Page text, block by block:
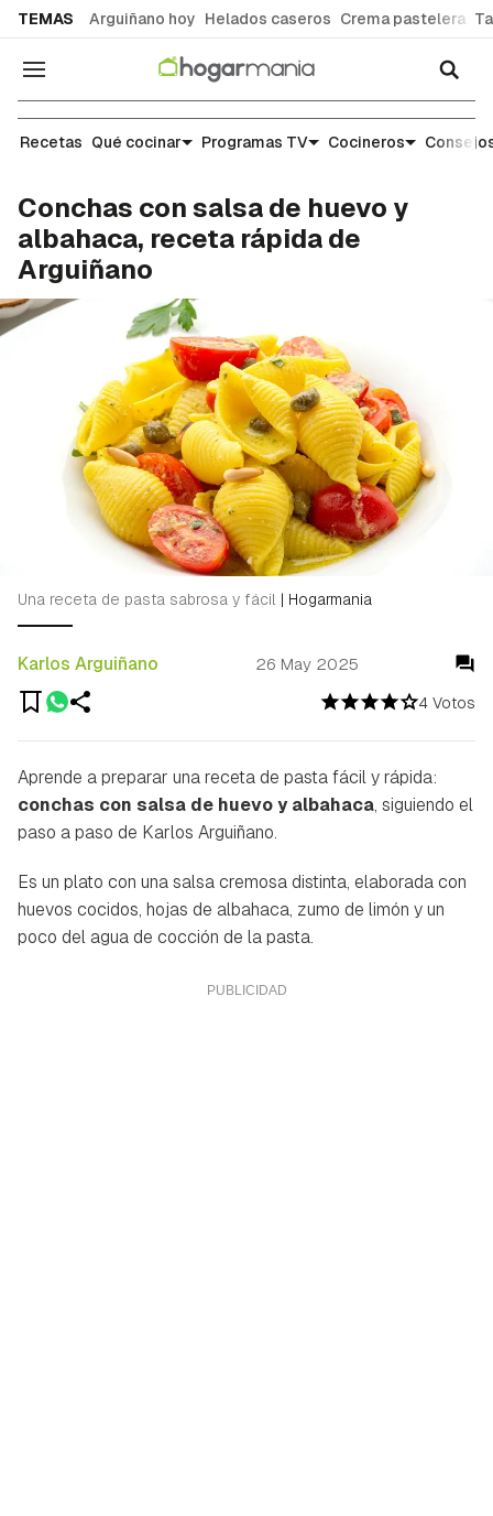
TEMAS Arguiñano hoy Helados caseros Crema pastelera
Navegación
Recetas
Recetas Qué cocinar Programas TV Cocineros
Conchas con salsa de huevo y
albahaca, receta rápida de
Arguiñano
4 Votos
Karlos Arguiñano 26 May 2025
Una receta de pasta sabrosa y fácil | Hogarmania
Aprende a preparar una receta de pasta fácil y rápida:
conchas con salsa de huevo y albahaca, siguiendo el
paso a paso de Karlos Arguiñano.
Es un plato con una salsa cremosa distinta, elaborada con
huevos cocidos, hojas de albahaca, zumo de limón y un
poco del agua de cocción de la pasta.